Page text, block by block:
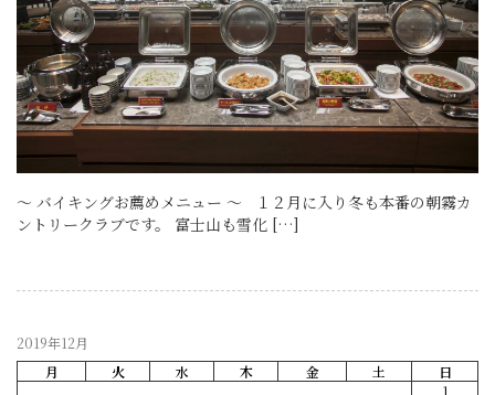
～ バイキングお薦めメニュー ～ １２月に入り冬も本番の朝霧カ
ントリークラブです。 富士山も雪化 […]
2019年12月
月
火 水 木 金 土 日